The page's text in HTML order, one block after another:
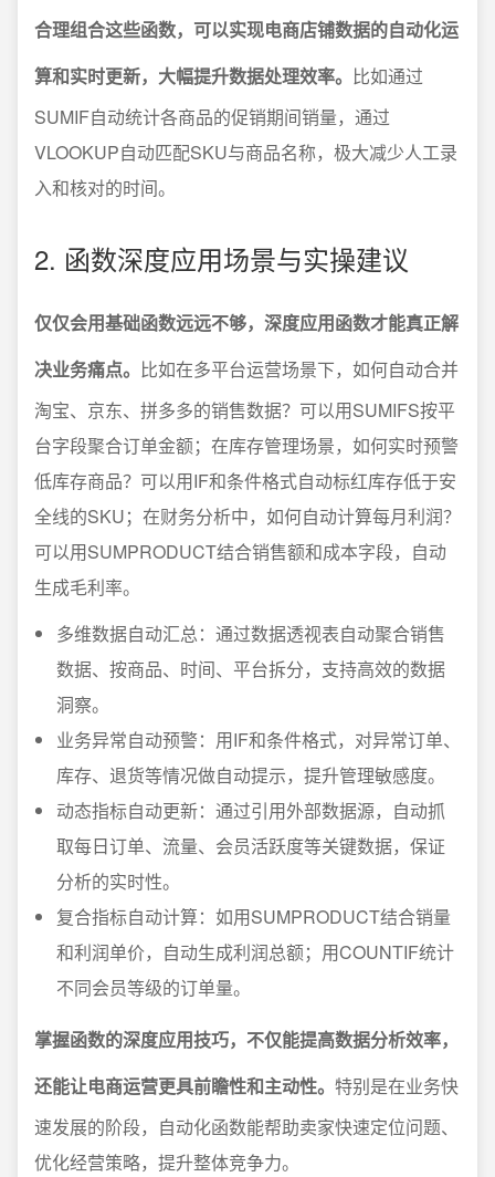
合理组合这些函数，可以实现电商店铺数据的自动化运
算和实时更新，大幅提升数据处理效率。 比如通过
SUMIF自动统计各商品的促销期间销量，通过
VLOOKUP自动匹配SKU与商品名称，极大减少人工录
入和核对的时间。
2. 函数深度应用场景与实操建议
仅仅会用基础函数远远不够，深度应用函数才能真正解
决业务痛点。 比如在多平台运营场景下，如何自动合并
淘宝、京东、拼多多的销售数据？可以用SUMIFS按平
台字段聚合订单金额；在库存管理场景，如何实时预警
低库存商品？可以用IF和条件格式自动标红库存低于安
全线的SKU；在财务分析中，如何自动计算每月利润？
可以用SUMPRODUCT结合销售额和成本字段，自动
生成毛利率。
多维数据自动汇总：通过数据透视表自动聚合销售
数据、按商品、时间、平台拆分，支持高效的数据
洞察。
业务异常自动预警：用IF和条件格式，对异常订单、
库存、退货等情况做自动提示，提升管理敏感度。
动态指标自动更新：通过引用外部数据源，自动抓
取每日订单、流量、会员活跃度等关键数据，保证
分析的实时性。
复合指标自动计算：如用SUMPRODUCT结合销量
和利润单价，自动生成利润总额；用COUNTIF统计
不同会员等级的订单量。
掌握函数的深度应用技巧，不仅能提高数据分析效率，
还能让电商运营更具前瞻性和主动性。 特别是在业务快
速发展的阶段，自动化函数能帮助卖家快速定位问题、
优化经营策略，提升整体竞争力。